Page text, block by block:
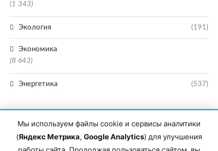
(1 343)
Экология (191)
Экономика
(8 643)
Энергетика (537)
Мы используем файлы cookie и сервисы аналитики
(Яндекс Метрика, Google Analytics) для улучшения